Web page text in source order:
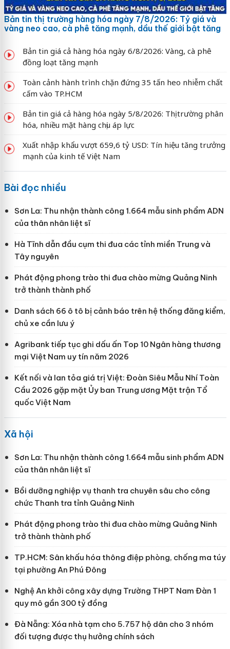
Bản tin thị trường hàng hóa ngày 7/8/2026: Tỷ giá và
vàng neo cao, cà phê tăng mạnh, dầu thế giới bật tăng
Bản tin giá cả hàng hóa ngày 6/8/2026: Vàng, cà phê
đồng loạt tăng mạnh
Toàn cảnh hành trình chặn đứng 35 tấn heo nhiễm chất
cấm vào TP.HCM
Bản tin giá cả hàng hóa ngày 5/8/2026: Thị trường phân
hóa, nhiều mặt hàng chịu áp lực
Xuất nhập khẩu vượt 659,6 tỷ USD: Tín hiệu tăng trưởng
mạnh của kinh tế Việt Nam
Bài đọc nhiều
Sơn La: Thu nhận thành công 1.664 mẫu sinh phẩm ADN
của thân nhân liệt sĩ
Hà Tĩnh dẫn đầu cụm thi đua các tỉnh miền Trung và
Tây nguyên
Phát động phong trào thi đua chào mừng Quảng Ninh
trở thành thành phố
Danh sách 66 ô tô bị cảnh báo trên hệ thống đăng kiểm,
chủ xe cần lưu ý
Agribank tiếp tục ghi dấu ấn Top 10 Ngân hàng thương
mại Việt Nam uy tín năm 2026
Kết nối và lan tỏa giá trị Việt: Đoàn Siêu Mẫu Nhí Toàn
Cầu 2026 gặp mặt Ủy ban Trung ương Mặt trận Tổ
quốc Việt Nam
Xã hội
Sơn La: Thu nhận thành công 1.664 mẫu sinh phẩm ADN
của thân nhân liệt sĩ
Bồi dưỡng nghiệp vụ thanh tra chuyên sâu cho công
chức Thanh tra tỉnh Quảng Ninh
Phát động phong trào thi đua chào mừng Quảng Ninh
trở thành thành phố
TP.HCM: Sân khấu hóa thông điệp phòng, chống ma túy
tại phường An Phú Đông
Nghệ An khởi công xây dựng Trường THPT Nam Đàn 1
quy mô gần 300 tỷ đồng
Đà Nẵng: Xóa nhà tạm cho 5.757 hộ dân cho 3 nhóm
đối tượng được thụ hưởng chính sách